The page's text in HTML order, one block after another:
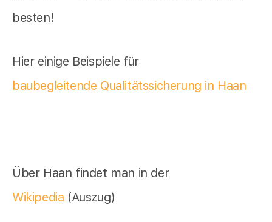
besten!
Hier einige Beispiele für
baubegleitende Qualitätssicherung in Haan
Über Haan findet man in der
Wikipedia (Auszug)